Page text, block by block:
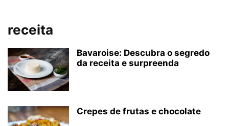
receita
Bavaroise: Descubra o segredo
da receita e surpreenda
Crepes de frutas e chocolate